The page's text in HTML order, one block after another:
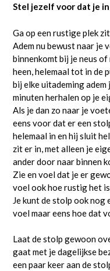
Stel jezelf voor dat je
Ga op een rustige plek
Adem nu bewust naar je
binnenkomt bij je neus
heen, helemaal tot in de
bij elke uitademing
minuten herhalen op je
Als je dan zo naar je
eens voor dat er een
helemaal in en hij sluit
zit er in, met alleen je
ander door naar binnen
Zie en voel dat je er
voel ook hoe rustig het
Je kunt de stolp ook
voel maar eens hoe dat
Laat de stolp gewoon
gaat met je dagelijkse
een paar keer aan de